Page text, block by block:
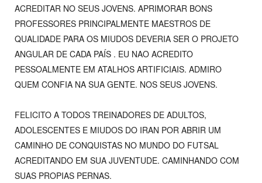
ACREDITAR NO SEUS JOVENS. APRIMORAR BONS
PROFESSORES PRINCIPALMENTE MAESTROS DE
QUALIDADE PARA OS MIUDOS DEVERIA SER O PROJETO
ANGULAR DE CADA PAÍS . EU NAO ACREDITO
PESSOALMENTE EM ATALHOS ARTIFICIAIS. ADMIRO
QUEM CONFIA NA SUA GENTE. NOS SEUS JOVENS.
FELICITO A TODOS TREINADORES DE ADULTOS,
ADOLESCENTES E MIUDOS DO IRAN POR ABRIR UM
CAMINHO DE CONQUISTAS NO MUNDO DO FUTSAL
ACREDITANDO EM SUA JUVENTUDE. CAMINHANDO COM
SUAS PROPIAS PERNAS.